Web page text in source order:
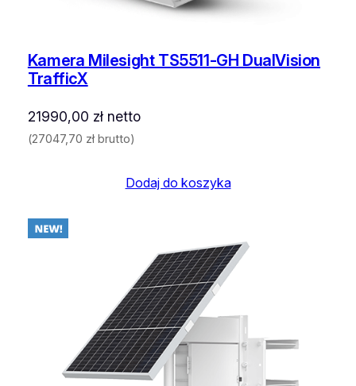
Kamera Milesight TS5511-GH DualVision
TrafficX
21990,00 złnetto
(27047,70 złbrutto)
Dodaj do koszyka